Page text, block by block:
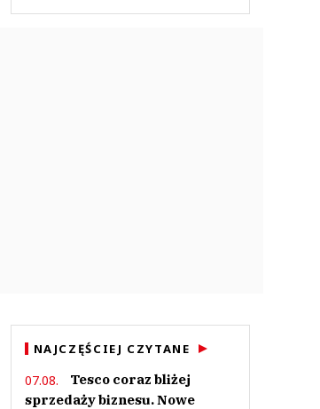
NAJCZĘŚCIEJ CZYTANE
07.08.
Tesco coraz bliżej
sprzedaży biznesu. Nowe